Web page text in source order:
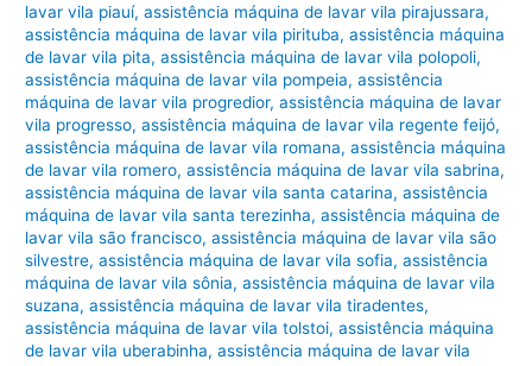
lavar vila piauí,assistência máquina de lavar vila pirajussara,
assistência máquina de lavar vila pirituba,assistência máquina
de lavar vila pita,assistência máquina de lavar vila polopoli,
assistência máquina de lavar vila pompeia,assistência
máquina de lavar vila progredior,assistência máquina de lavar
vila progresso,assistência máquina de lavar vila regente feijó,
assistência máquina de lavar vila romana,assistência máquina
de lavar vila romero,assistência máquina de lavar vila sabrina,
assistência máquina de lavar vila santa catarina,assistência
máquina de lavar vila santa terezinha,assistência máquina de
lavar vila são francisco,assistência máquina de lavar vila são
silvestre,assistência máquina de lavar vila sofia,assistência
máquina de lavar vila sônia,assistência máquina de lavar vila
suzana,assistência máquina de lavar vila tiradentes,
assistência máquina de lavar vila tolstoi,assistência máquina
de lavar vila uberabinha,assistência máquina de lavar vila